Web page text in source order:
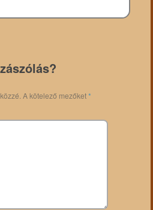
A kötelező mezőket*